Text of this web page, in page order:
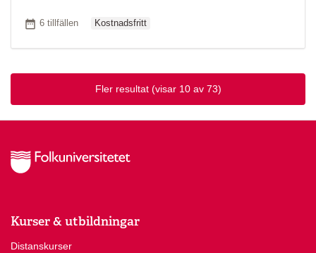
Antal tillfällen
6 tillfällen Kostnadsfritt
Fler resultat (visar 10 av 73)
Kurser & utbildningar
Distanskurser